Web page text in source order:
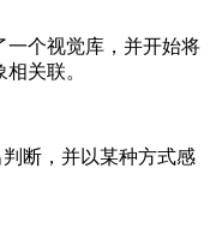
一个视觉库，并开始将
关联。
断，并以某种方式感